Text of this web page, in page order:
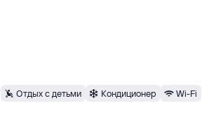
Отдых с детьми Кондиционер Wi-Fi